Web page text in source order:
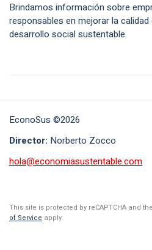
Brindamos información sobre
responsables en mejorar la
desarrollo social sustentable.
EconoSus ©2026
Director: Norberto Zocco
hola@economiasustentable.com
This site is protected by reCAPTCHA and the
of Service apply.